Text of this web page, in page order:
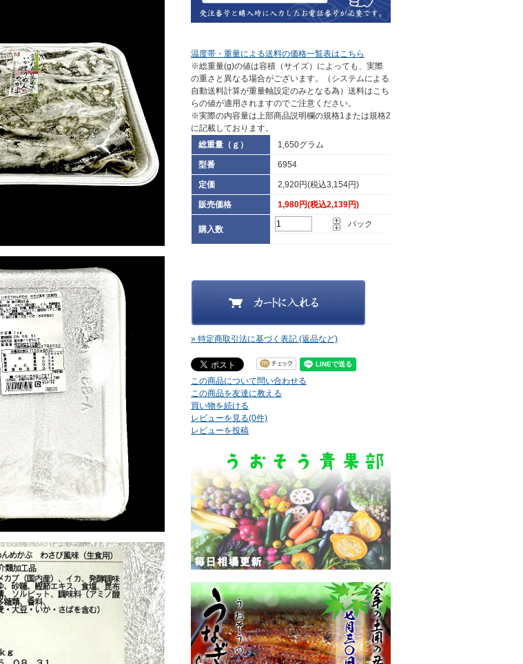
温度帯・重量による送料の価格一覧表はこちら
※総重量(g)の値は容積（サイズ）によっても、実際
の重さと異なる場合がございます。（システムによる
自動送料計算が重量軸設定のみとなる為）送料はこち
らの値が適用されますのでご注意ください。
※実際の内容量は上部商品説明欄の規格1または規格2
に記載しております。
総重量（ｇ）
1,650グラム
型番 6954
定価 2,920円(税込3,154円)
販売価格 1,980円(税込2,139円)
購入数
パック
» 特定商取引法に基づく表記 (返品など)
この商品について問い合わせる
この商品を友達に教える
買い物を続ける
レビューを見る(0件)
レビューを投稿